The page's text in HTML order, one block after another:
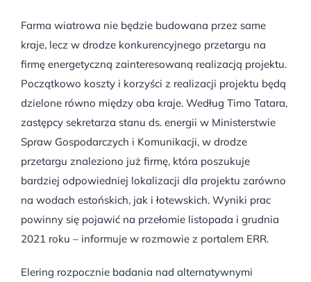
Farma wiatrowa nie będzie budowana przez same
kraje, lecz w drodze konkurencyjnego przetargu na
firmę energetyczną zainteresowaną realizacją projektu.
Początkowo koszty i korzyści z realizacji projektu będą
dzielone równo między oba kraje. Według Timo Tatara,
zastępcy sekretarza stanu ds. energii w Ministerstwie
Spraw Gospodarczych i Komunikacji, w drodze
przetargu znaleziono już firmę, która poszukuje
bardziej odpowiedniej lokalizacji dla projektu zarówno
na wodach estońskich, jak i łotewskich. Wyniki prac
powinny się pojawić na przełomie listopada i grudnia
2021 roku – informuje w rozmowie z portalem ERR.
Elering rozpocznie badania nad alternatywnymi